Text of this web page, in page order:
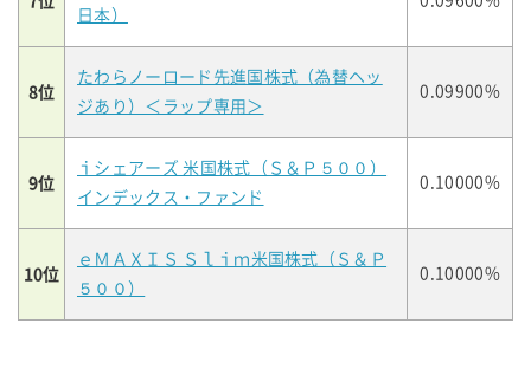
日本）
8位
たわらノーロード先進国株式（為替ヘッ
ジあり）＜ラップ専用＞
0.09900%
9位
ｉシェアーズ 米国株式（Ｓ＆Ｐ５００）
インデックス・ファンド
0.10000%
10位
ｅＭＡＸＩＳ Ｓｌｉｍ米国株式（Ｓ＆Ｐ
５００）
0.10000%